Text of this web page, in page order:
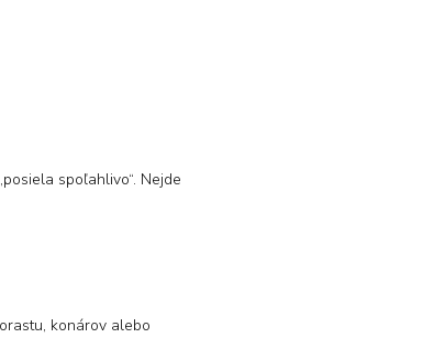
spoľahlivo“. Nejde
konárov alebo